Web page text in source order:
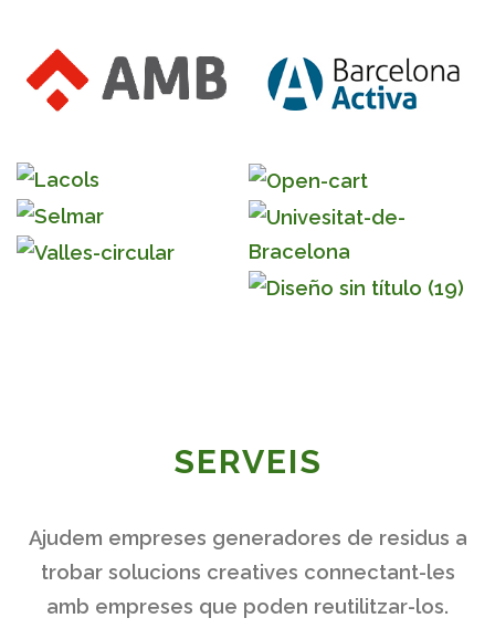
SERVEIS
Ajudem empreses generadores de residus a
trobar solucions creatives connectant-les
amb empreses que poden reutilitzar-los.